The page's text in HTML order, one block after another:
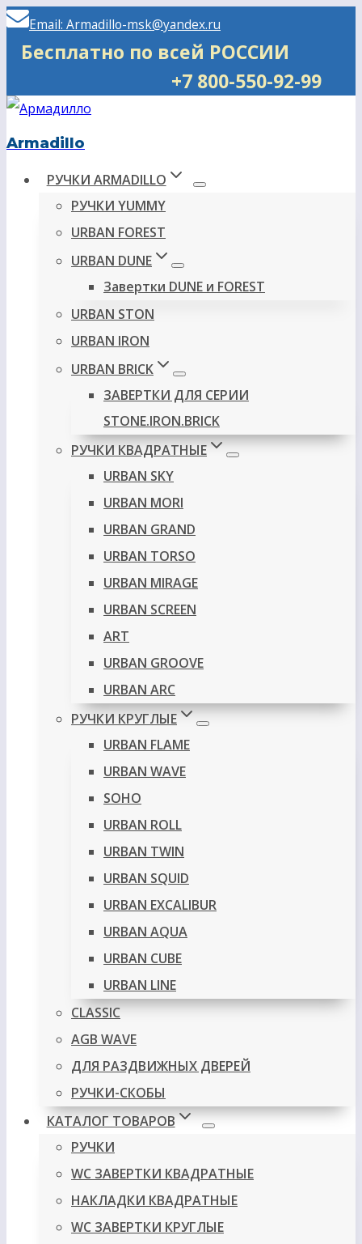
Перейти
Email: Armadillo-msk@yandex.ru
Бесплатно по всей РОССИИ
+7 800-550-92-99
Armadillo
РУЧКИ ARMADILLO
РУЧКИ YUMMY
URBAN FOREST
URBAN DUNE
Завертки DUNE и FOREST
URBAN STON
URBAN IRON
URBAN BRICK
ЗАВЕРТКИ ДЛЯ СЕРИИ
STONE.IRON.BRICK
РУЧКИ КВАДРАТНЫЕ
URBAN SKY
URBAN MORI
URBAN GRAND
URBAN TORSO
URBAN MIRAGE
URBAN SCREEN
ART
URBAN GROOVE
URBAN ARC
РУЧКИ КРУГЛЫЕ
URBAN FLAME
URBAN WAVE
SOHO
URBAN ROLL
URBAN TWIN
URBAN SQUID
URBAN EXCALIBUR
URBAN AQUA
URBAN CUBE
URBAN LINE
CLASSIC
AGB WAVE
ДЛЯ РАЗДВИЖНЫХ ДВЕРЕЙ
РУЧКИ-СКОБЫ
КАТАЛОГ ТОВАРОВ
РУЧКИ
WC ЗАВЕРТКИ КВАДРАТНЫЕ
НАКЛАДКИ КВАДРАТНЫЕ
WC ЗАВЕРТКИ КРУГЛЫЕ